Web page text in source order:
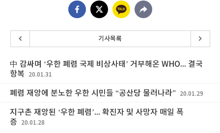
기사목록
中 감싸며 ‘우한 폐렴 국제 비상사태’ 거부해온 WHO... 결국
항복
20.01.31
폐렴 재앙에 분노한 우한 시민들 “공산당 물러나라” 20.01.29
지구촌 재앙된 ‘우한 폐렴’... 확진자 및 사망자 매일 폭
증
20.01.28